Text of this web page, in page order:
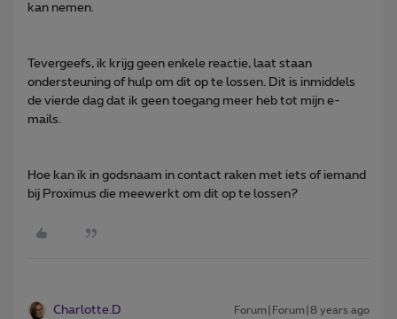
kan nemen.
Tevergeefs, ik krijg geen enkele reactie, laat staan
ondersteuning of hulp om dit op te lossen. Dit is inmiddels
de vierde dag dat ik geen toegang meer heb tot mijn e-
mails.
Hoe kan ik in godsnaam in contact raken met iets of iemand
bij Proximus die meewerkt om dit op te lossen?
Charlotte.D Forum|Forum|8 years ago